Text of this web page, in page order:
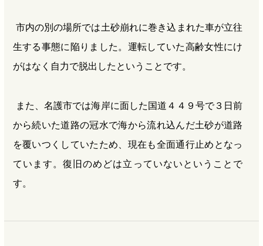
市内の別の場所では土砂崩れに巻き込まれた車が立往
生する事態に陥りました。運転していた高齢女性にけ
がはなく自力で脱出したということです。
また、名護市では海岸に面した国道４４９号で３日前
から続いた道路の冠水で海から流れ込んだ土砂が道路
を覆いつくしていたため、現在も全面通行止めとなっ
ています。復旧のめどは立っていないということで
す。